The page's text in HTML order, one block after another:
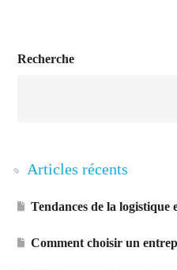
Recherche
Articles récents
Tendances de la logistique
Comment choisir un